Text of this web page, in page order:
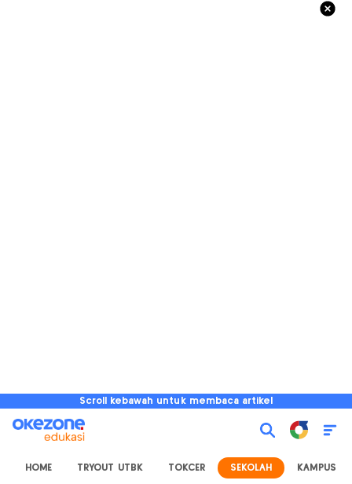
Scroll kebawah untuk membaca artikel
HOME TRYOUT UTBK TOKCER SEKOLAH KAMPUS